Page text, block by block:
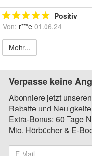
Positiv
Von: r***e 01.06.24
Mehr...
Verpasse keine
Abonniere jetzt
Rabatte und
Extra-Bonus: 60 Tage
Mio. Hörbücher & E-